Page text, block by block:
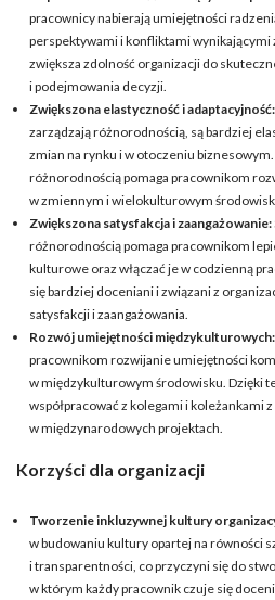
pracownicy nabierają umiejętności
perspektywami i konfliktami wynikającymi
zwiększa zdolność organizacji do
i podejmowania decyzji.
Zwiększona elastyczność i adaptacyjność:
zarządzają różnorodnością, są bardziej
zmian na rynku i w otoczeniu
różnorodnością pomaga pracownikom
w zmiennym i wielokulturowym
Zwiększona satysfakcja i zaangażowanie:
różnorodnością pomaga pracownikom
kulturowe oraz włączać je w codzienną
się bardziej doceniani i związani z
satysfakcji i zaangażowania.
Rozwój umiejętności międzykulturowych:
pracownikom rozwijanie umiejętności
w międzykulturowym środowisku. Dzięki
współpracować z kolegami i koleżankami
w międzynarodowych projektach.
Korzyści dla organizacji
Tworzenie inkluzywnej kultury
w budowaniu kultury opartej na równości
i transparentności, co przyczyni się do
w którym każdy pracownik czuje się